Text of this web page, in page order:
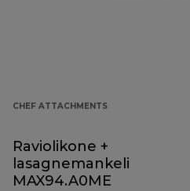
CHEF ATTACHMENTS
Raviolikone +
lasagnemankeli
MAX94.A0ME